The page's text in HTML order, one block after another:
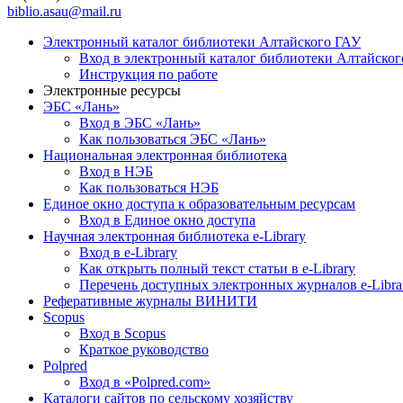
biblio.asau@mail.ru
Электронный каталог библиотеки Алтайского ГАУ
Вход в электронный каталог библиотеки
Инструкция по работе
Электронные ресурсы
ЭБС «Лань»
Вход в ЭБС «Лань»
Как пользоваться ЭБС «Лань»
Национальная электронная библиотека
Вход в НЭБ
Как пользоваться НЭБ
Единое окно доступа к образовательным ресурсам
Вход в Единое окно доступа
Научная электронная библиотека e-Library
Вход в e-Library
Как открыть полный текст статьи в e-Library
Перечень доступных электронных журналов e-
Реферативные журналы ВИНИТИ
Scopus
Вход в Scopus
Краткое руководство
Polpred
Вход в «Polpred.com»
Каталоги сайтов по сельскому хозяйству